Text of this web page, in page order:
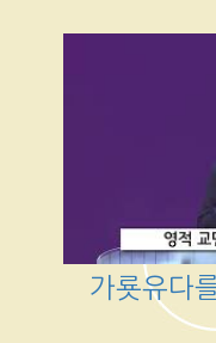
가룟유다